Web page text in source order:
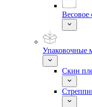
Весовое
Упаковочные
Скин